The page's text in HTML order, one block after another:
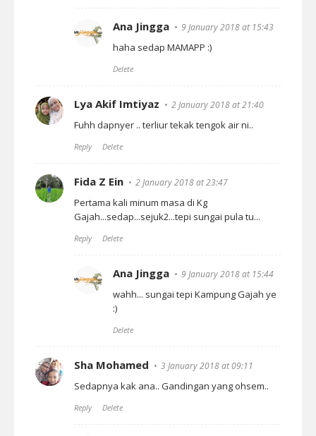
Ana Jingga 9 January 2018 at 15:43
haha sedap MAMAPP :)
Delete
Lya Akif Imtiyaz 2 January 2018 at 21:40
Fuhh dapnyer .. terliur tekak tengok air ni..
Reply Delete
Fida Z Ein 2 January 2018 at 23:47
Pertama kali minum masa di Kg
Gajah...sedap...sejuk2...tepi sungai pula tu...
Reply Delete
Ana Jingga 9 January 2018 at 15:44
wahh... sungai tepi Kampung Gajah ye
:)
Delete
Sha Mohamed 3 January 2018 at 09:11
Sedapnya kak ana.. Gandingan yang ohsem..
Reply Delete